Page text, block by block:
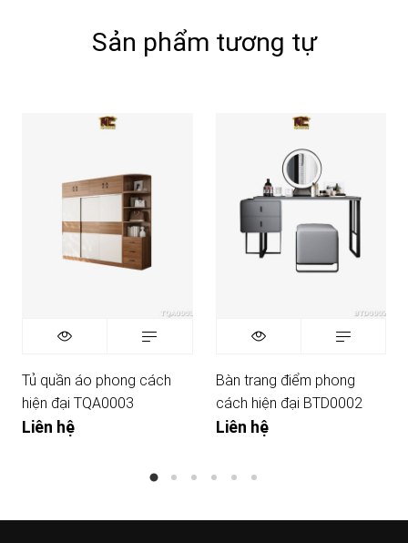
Sản phẩm tương tự
Tủ quần áo phong cách
hiện đại TQA0003
Liên hệ
Bàn trang điểm phong
cách hiện đại BTD0002
Liên hệ